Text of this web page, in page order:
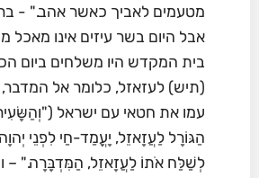
מטעמים לאביך כאשר אהב." -
אבל היום בשר עיזים אינו מאכל
בית המקדש היו משלחים ביום
(תיש) לעזאזל, כלומר אל המדבר,
עמו את חטאי עם ישראל
הַגּוֹרָל לַעֲזָאזֵל, יָעֳמַד-חַי לִפְנֵי
לְשַׁלַּח אֹתוֹ לַעֲזָאזֵל, הַמִּדְבָּרָה." –